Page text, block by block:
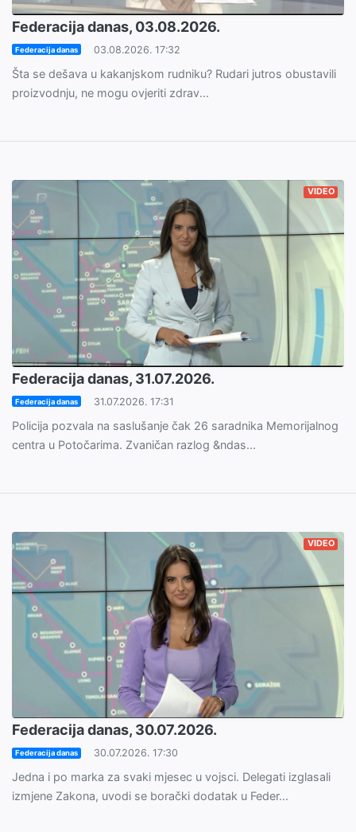
Federacija danas, 03.08.2026.
Federacija danas 03.08.2026. 17:32
Šta se dešava u kakanjskom rudniku? Rudari jutros obustavili
proizvodnju, ne mogu ovjeriti zdrav...
VIDEO
Federacija danas, 31.07.2026.
Federacija danas 31.07.2026. 17:31
Policija pozvala na saslušanje čak 26 saradnika Memorijalnog
centra u Potočarima. Zvaničan razlog &ndas...
VIDEO
Federacija danas, 30.07.2026.
Federacija danas 30.07.2026. 17:30
Jedna i po marka za svaki mjesec u vojsci. Delegati izglasali
izmjene Zakona, uvodi se borački dodatak u Feder...